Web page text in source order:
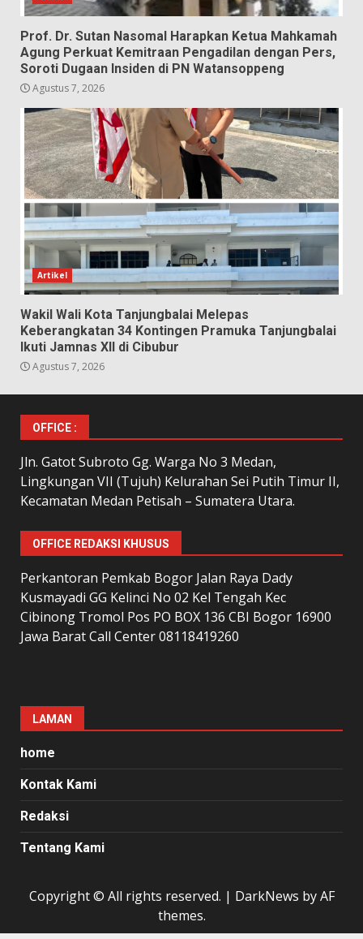
Prof. Dr. Sutan Nasomal Harapkan Ketua Mahkamah
Agung Perkuat Kemitraan Pengadilan dengan Pers,
Soroti Dugaan Insiden di PN Watansoppeng
Agustus 7, 2026
Artikel
Wakil Wali Kota Tanjungbalai Melepas
Keberangkatan 34 Kontingen Pramuka Tanjungbalai
Ikuti Jamnas XII di Cibubur
Agustus 7, 2026
OFFICE :
Jln. Gatot Subroto Gg. Warga No 3 Medan,
Lingkungan VII (Tujuh) Kelurahan Sei Putih Timur II,
Kecamatan Medan Petisah – Sumatera Utara.
OFFICE REDAKSI KHUSUS
Perkantoran Pemkab Bogor Jalan Raya Dady
Kusmayadi GG Kelinci No 02 Kel Tengah Kec
Cibinong Tromol Pos PO BOX 136 CBI Bogor 16900
Jawa Barat Call Center 08118419260
LAMAN
home
Kontak Kami
Redaksi
Tentang Kami
Copyright © All rights reserved. | DarkNews by AF
themes.